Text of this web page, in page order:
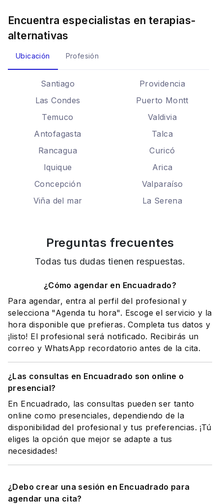
Encuentra especialistas en terapias-
alternativas
Ubicación Profesión
Santiago
Providencia
Las Condes
Puerto Montt
Temuco
Valdivia
Antofagasta
Talca
Rancagua
Curicó
Iquique
Arica
Concepción
Valparaíso
Viña del mar
La Serena
Preguntas frecuentes
Todas tus dudas tienen respuestas.
¿Cómo agendar en Encuadrado?
Para agendar, entra al perfil del profesional y
selecciona "Agenda tu hora". Escoge el servicio y la
hora disponible que prefieras. Completa tus datos y
¡listo! El profesional será notificado. Recibirás un
correo y WhatsApp recordatorio antes de la cita.
¿Las consultas en Encuadrado son online o
presencial?
En Encuadrado, las consultas pueden ser tanto
online como presenciales, dependiendo de la
disponibilidad del profesional y tus preferencias. ¡Tú
eliges la opción que mejor se adapte a tus
necesidades!
¿Debo crear una sesión en Encuadrado para
agendar una cita?